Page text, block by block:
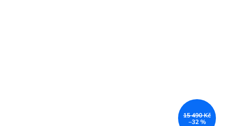
15 490 Kč
–32 %